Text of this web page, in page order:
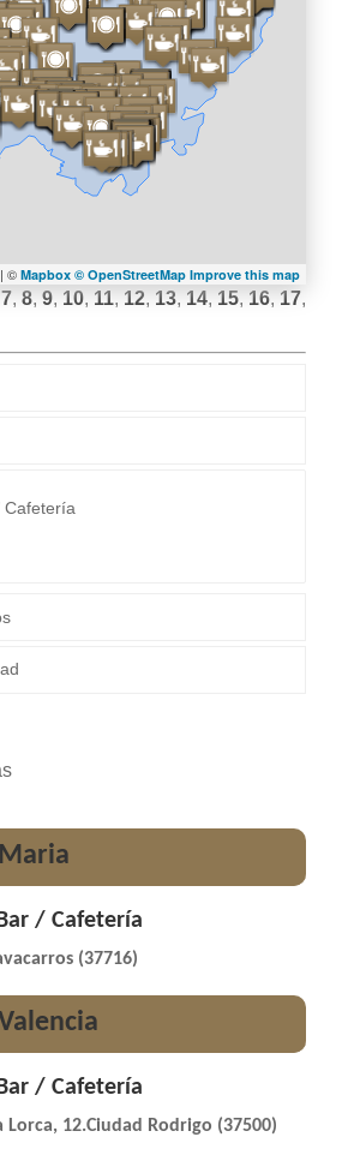
| © Mapbox © OpenStreetMap Improve this map
7, 8, 9, 10, 11, 12, 13, 14, 15, 16, 17,
/ Cafetería
(37716)
/ Cafetería
Lorca, 12.Ciudad Rodrigo (37500)